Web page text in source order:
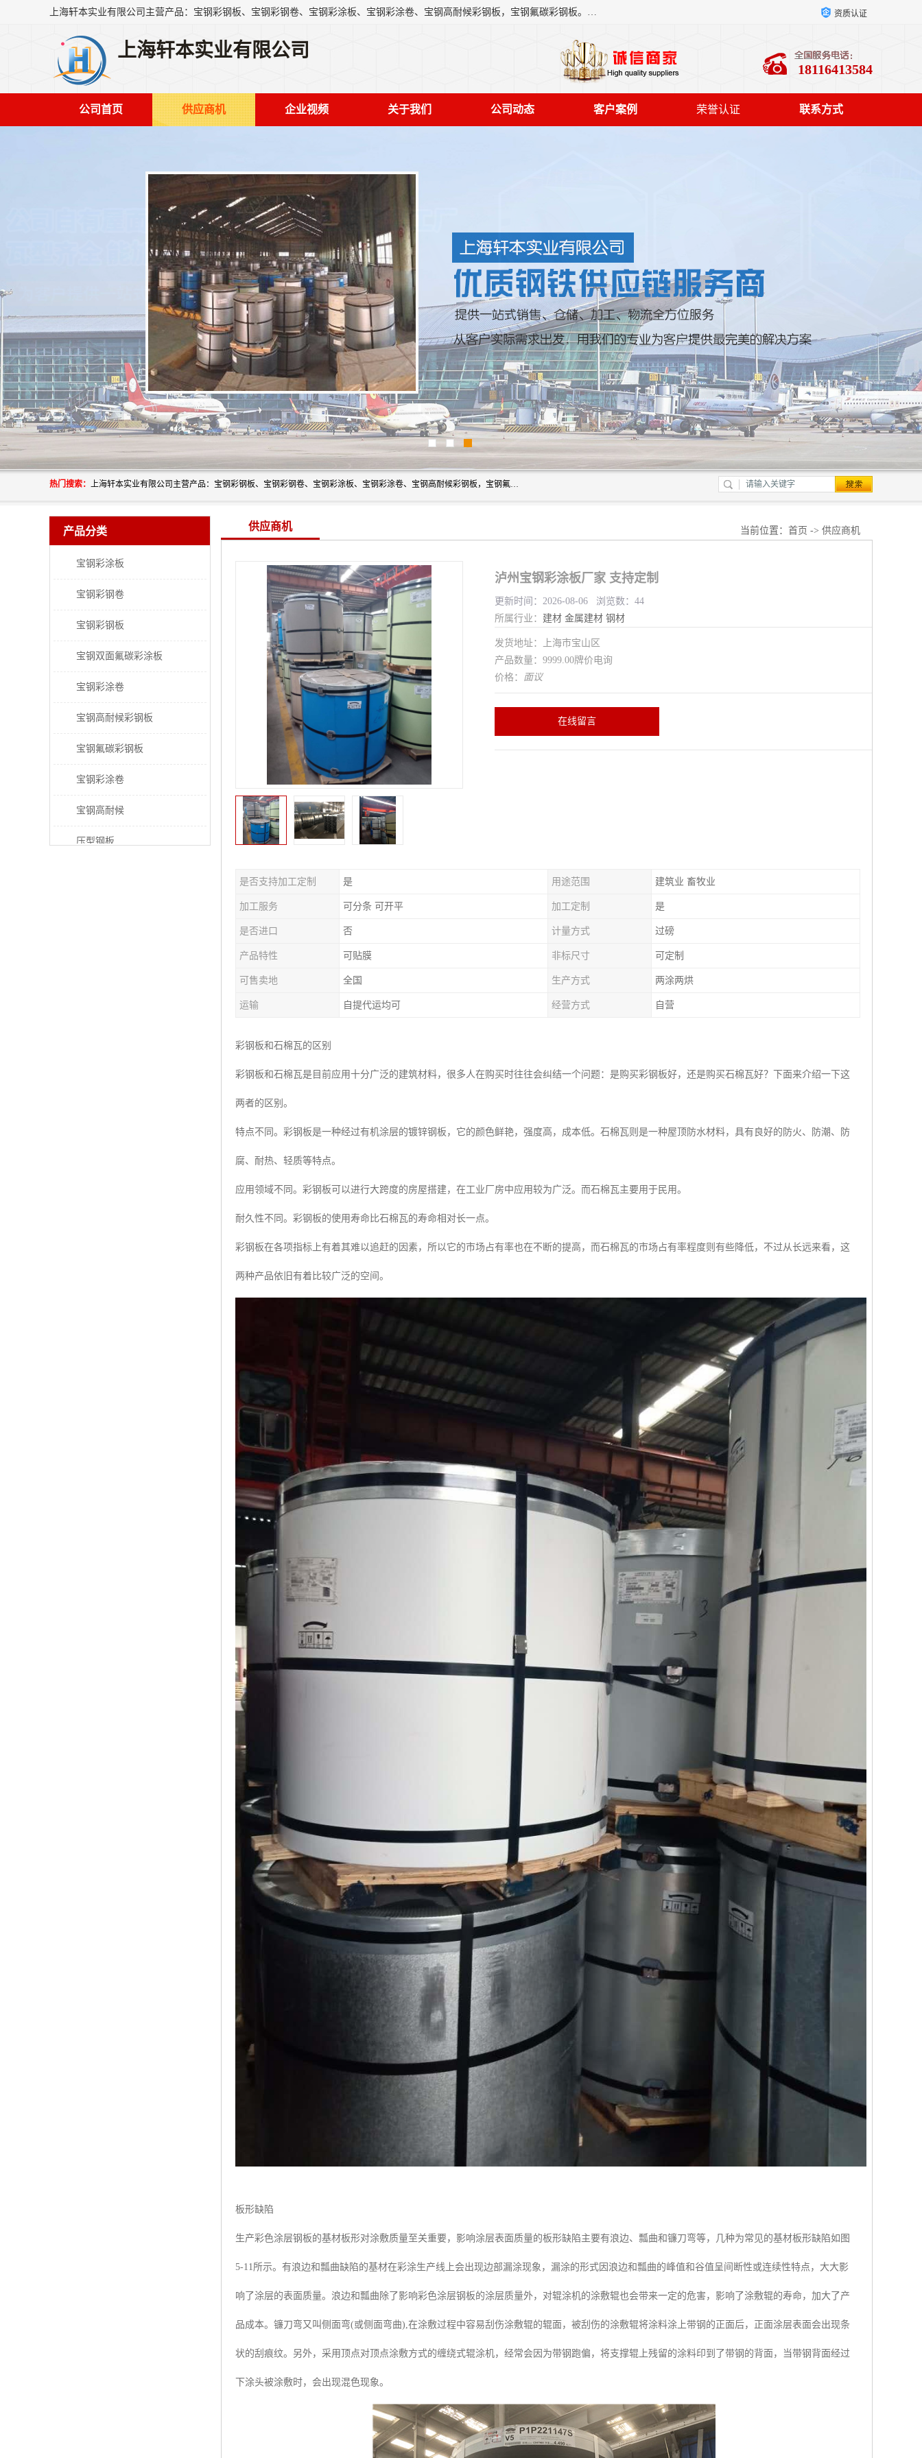
上海轩本实业有限公司主营产品：宝钢彩钢板、宝钢彩钢卷、宝钢彩涂板、宝钢彩涂卷、宝钢高耐候彩钢板，宝钢氟碳彩钢板。是一家集钢铁贸易，物流、加工为一体的产业全配套公司。 资质认证
上海轩本实业有限公司
18116413584
公司首页 供应商机 企业视频 关于我们 公司动态 客户案例 荣誉认证 联系方式
热门搜索： 上海轩本实业有限公司主营产品：宝钢彩钢板、宝钢彩钢卷、宝钢彩涂板、宝钢彩涂卷、宝钢高耐候彩钢板，宝钢氟碳彩钢板。是一家集钢铁贸易，物流、加工为一体的产业全配套公司。
产品分类
宝钢彩涂板
宝钢彩钢卷
宝钢彩钢板
宝钢双面氟碳彩涂板
宝钢彩涂卷
宝钢高耐候彩钢板
宝钢氟碳彩钢板
宝钢彩涂卷
宝钢高耐候
压型钢板
供应商机 当前位置： 首页 -> 供应商机
泸州宝钢彩涂板厂家 支持定制
更新时间：2026-08-06 浏览数：44
所属行业： 建材 金属建材 钢材
发货地址：上海市宝山区
产品数量：9999.00牌价电询
价格： 面议
在线留言
是否支持加工定制 是 用途范围 建筑业 畜牧业
加工服务 可分条 可开平 加工定制 是
是否进口 否 计量方式 过磅
产品特性 可贴膜 非标尺寸 可定制
可售卖地 全国 生产方式 两涂两烘
运输 自提代运均可 经营方式 自营
彩钢板和石棉瓦的区别
彩钢板和石棉瓦是目前应用十分广泛的建筑材料，很多人在购买时往往会纠结一个问题：是购买彩钢板好，还是购买石棉瓦好？下面来介绍一下这
两者的区别。
特点不同。彩钢板是一种经过有机涂层的镀锌钢板，它的颜色鲜艳，强度高，成本低。石棉瓦则是一种屋顶防水材料，具有良好的防火、防潮、防
腐、耐热、轻质等特点。
应用领域不同。彩钢板可以进行大跨度的房屋搭建，在工业厂房中应用较为广泛。而石棉瓦主要用于民用。
耐久性不同。彩钢板的使用寿命比石棉瓦的寿命相对长一点。
彩钢板在各项指标上有着其难以追赶的因素，所以它的市场占有率也在不断的提高，而石棉瓦的市场占有率程度则有些降低，不过从长远来看，这
两种产品依旧有着比较广泛的空间。
板形缺陷
生产彩色涂层钢板的基材板形对涂敷质量至关重要，影响涂层表面质量的板形缺陷主要有浪边、瓢曲和镰刀弯等，几种为常见的基材板形缺陷如图
5-11所示。有浪边和瓢曲缺陷的基材在彩涂生产线上会出现边部漏涂现象，漏涂的形式因浪边和瓢曲的峰值和谷值呈间断性或连续性特点，大大影
响了涂层的表面质量。浪边和瓢曲除了影响彩色涂层钢板的涂层质量外，对辊涂机的涂敷辊也会带来一定的危害，影响了涂敷辊的寿命，加大了产
品成本。镰刀弯又叫侧面弯(或侧面弯曲),在涂敷过程中容易刮伤涂敷辊的辊面，被刮伤的涂敷辊将涂料涂上带钢的正面后，正面涂层表面会出现条
状的刮痕纹。另外，采用顶点对顶点涂敷方式的缠绕式辊涂机，经常会因为带钢跑偏，将支撑辊上残留的涂料印到了带钢的背面，当带钢背面经过
下涂头被涂敷时，会出现混色现象。